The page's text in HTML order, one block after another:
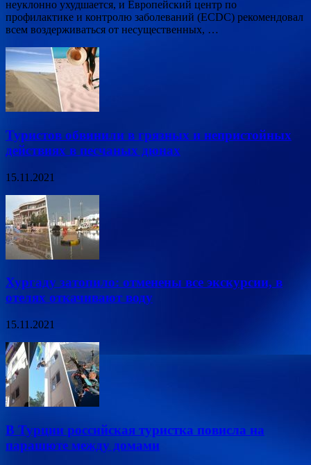
неуклонно ухудшается, и Европейский центр по
профилактике и контролю заболеваний (ECDC) рекомендовал
всем воздерживаться от несущественных, …
Туристов обвинили в грязных и непристойных
действиях в песчаных дюнах
15.11.2021
Хургаду затопило: отменены все экскурсии, в
отелях откачивают воду
15.11.2021
В Турции российская туристка повисла на
парашюте между домами